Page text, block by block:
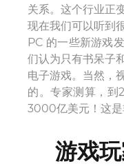
关系。这个行业正
现在我们可以听到
PC 的一些新游戏
们认为只有书呆子
电子游戏。当然，
的。专家测算，到
3000亿美元！这是
游戏